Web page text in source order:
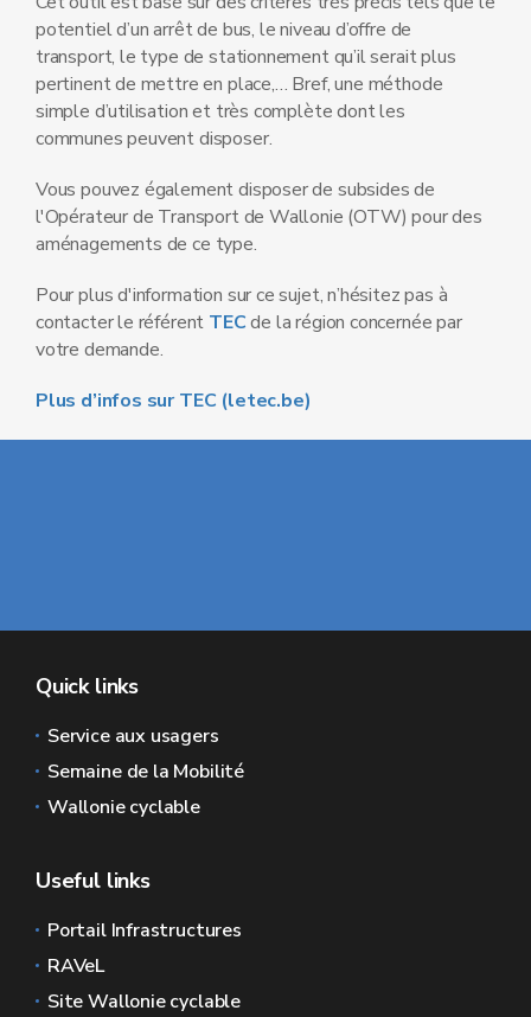
potentiel d’un arrêt de bus, le niveau d’offre de
transport, le type de stationnement qu’il serait plus
pertinent de mettre en place,… Bref, une méthode
simple d’utilisation et très complète dont les
communes peuvent disposer.
Vous pouvez également disposer de subsides de
l'Opérateur de Transport de Wallonie (OTW) pour des
aménagements de ce type.
Pour plus d'information sur ce sujet, n’hésitez pas à
contacter le référent TECde la région concernée par
votre demande.
Plus d’infos sur TEC (letec.be)
Quick links
Service aux usagers
Semaine de la Mobilité
Wallonie cyclable
Useful links
Portail Infrastructures
RAVeL
Site Wallonie cyclable